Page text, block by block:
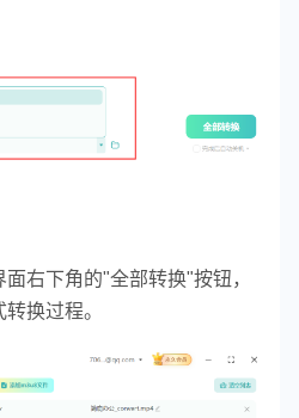
右下角的"全部转换"按钮，
换过程。